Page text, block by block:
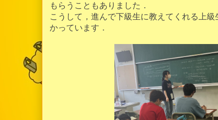
もらうこともありました．
こうして，進んで下級生に教えてくれる上
かっています．